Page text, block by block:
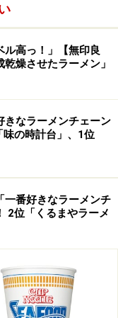
ル高っ！」【無印良
燥させたラーメン」
きなラーメンチェーン
の時計台」、1位
一番好きなラーメンチ
2位「くるまやラーメ